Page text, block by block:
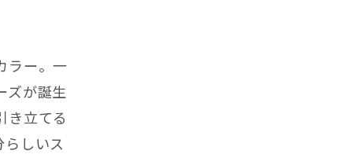
ラー。一
ズが誕生
き立てる
しいス